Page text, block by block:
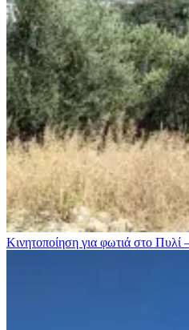
Κινητοποίηση για φωτιά στo